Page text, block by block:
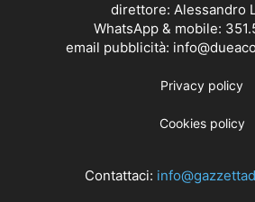
direttore: Alessandro
WhatsApp & mobile:
email pubblicità:
Privacy policy
Cookies policy
Contattaci: